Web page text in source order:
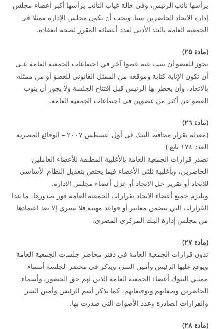
يرأسها نائب الرئيس، وفي حالة غياب النائب يرأسها أكبر أعضاء مجلس
إدارة الاتحاد الحاضرين سنا. ويجب أن يكون مجلس الإدارة ممثلا في
الجمعية العامة بالحد الأدنى لعدد أعضائه المقرر لصحة انعقاده.
(مادة۲۵)
يجوز للعضو أن ينيب عنه عضوا آخر في اجتماعات الجمعية العامة على
أن تكون الإنابة كتابة وموقعه من الممثل القانوني للعضو أو من ممثله
بالاتحاد، وأن يخطر بها الرئيس قبل افتتاح الجلسة ولا يجوز أن ينوب
العضو عن أكثر من عضوين في اجتماعات الجمعية العامة.
(مادة ۲٦ )
(معدلة بقرار محافظ البنك فى أول أغسطس ۲۰۰۷ – الوقائع المصرية
العدد ۱۷٤ تابع )
تصدر قرارات الجمعية العامة بالأغلبية المطلقة للأعضاء العاملين
الحاضرين، وبأغلبية ثلثي الأعضاء فيما يختص بتعديل النظام الأساسي
للاتحاد أو تقرير حل الاتحاد أو عزل أعضاء مجلس الإدارة.
ويلتزم جميع أعضاء الاتحاد بقرارات الجمعية العامة فور صدورها، ما عدا
القرارات التي تتضمن معايير أو قواعد مهنية فلا تسري إلا بعد اعتمادها
من مجلس إدارة البنك المركزي المصرى.
(مادة۲۷)
تدون قرارات الجمعية العامة في دفتر محاضر جلسات الجمعية العامة
ويوقع عليها الرئيس وأمين السر، ويذكر في محضر الجلسة أسماء
ممثلي البنوك أعضاء الجمعية العامة الذين لهم حق الحضور، وأسماء
الحاضرين وصفاتهم وتوقيعاتهم، كما يذكر أسم الرئيس وأمين السر
والقرارات الصادرة وعدد الأصوات التي صدرت بها.
(مادة۲۸)